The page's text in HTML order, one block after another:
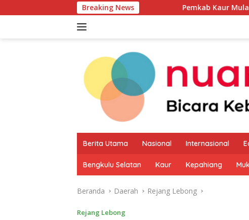
ke
Breaking NewsPemkab Kaur Mulai Petakan
Berita Utama Nasional Internasional
Bengkulu Selatan Kaur Kepahiang
Beranda Daerah Rejang Lebong
Rejang Lebong